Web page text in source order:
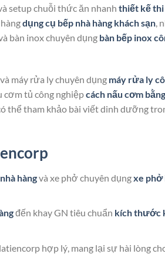
setup chuỗi thức ăn nhanh thiết kế thi
dụng cụ bếp nhà hàng khách sạn,
bàn inox chuyên dụng bàn bếp inox
và máy rửa ly chuyên dụng máy rửa ly
cơm tủ công nghiệpcách nấu cơm
thể tham khảo bài viết dinh dưỡng
hàngvà xe phở chuyên dụngxe phở
đến khay GN tiêu chuẩn kích thước
hợp lý, mang lại sự hài lòng